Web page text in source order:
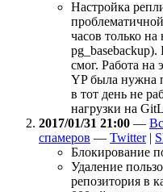
Настройка
часов только
смог. Работа на
YP была нужна
в тот день не
нагрузки на
2017/01/31 21:00 —
спамеров — Twitter|
Блокирование
Удаление
репозитория в